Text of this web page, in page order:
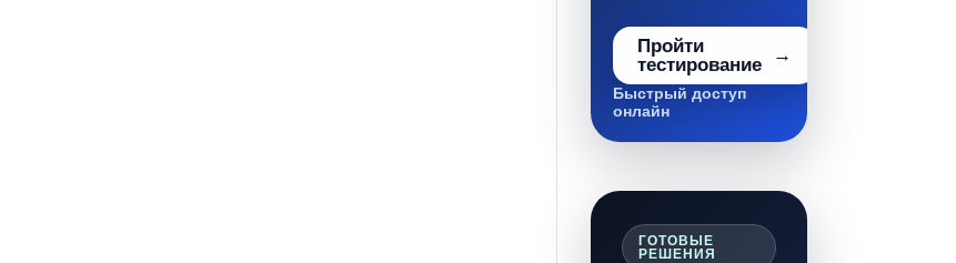
Пройти
тестирование
Быстрый доступ
онлайн
ГОТОВЫЕ
РЕШЕНИЯ